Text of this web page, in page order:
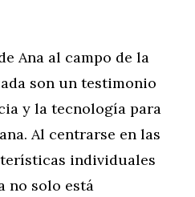
Ana al campo de la
son un testimonio
y la tecnología para
Al centrarse en las
individuales
no solo está